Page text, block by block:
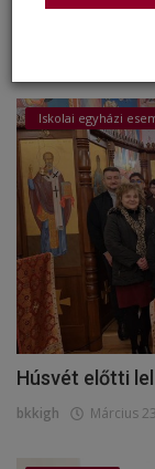
Iskolai egyházi
Húsvét előtti
bkkigh Március